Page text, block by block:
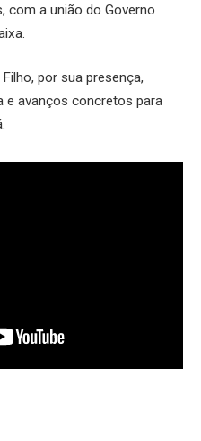
com a união do Governo
por sua presença,
e avanços concretos para